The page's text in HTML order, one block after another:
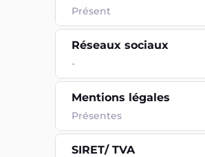
Présent
Réseaux sociaux
-
Mentions légales
Présentes
SIRET/ TVA